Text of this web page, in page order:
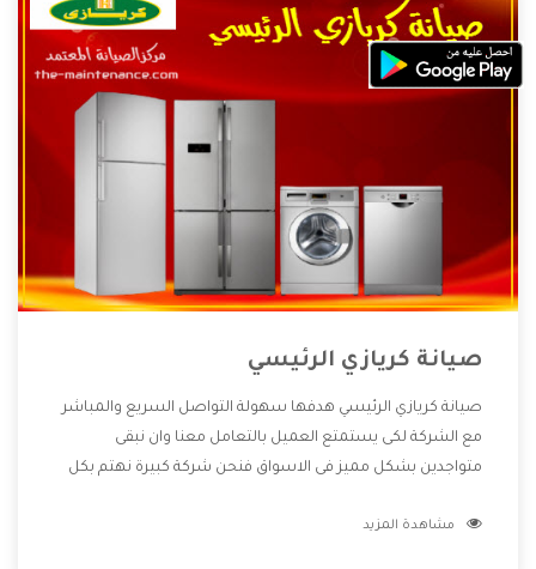
صيانة كريازي الرئيسي
صيانة كريازي الرئيسي هدفها سهولة التواصل السريع والمباشر
مع الشركة لكى يستمتع العميل بالتعامل معنا وان نبقى
متواجدين بشكل مميز فى الاسواق فنحن شركة كبيرة نهتم بكل
الشركة بها والتى تكون منها خدمة الصيانة التى تكون من أهم
مشاهدة المزيد